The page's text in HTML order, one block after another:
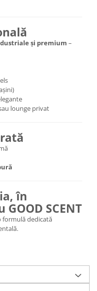
și premium –
lounge privat
în
SCENT
formulă dedicată